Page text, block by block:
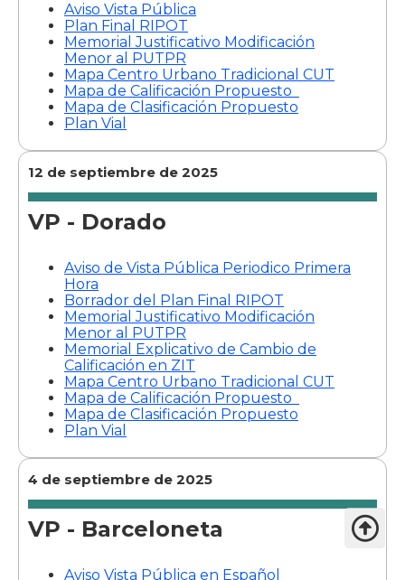
Aviso Vista Pública
Plan Final RIPOT
Memorial Justificativo Modificación
Menor al PUTPR
Mapa Centro Urbano Tradicional CUT
Mapa de Calificación Propuesto
Mapa de Clasificación Propuesto
Plan Vial
12 de septiembre de 2025
VP - Dorado
Aviso de Vista Pública Periodico Primera
Hora
Borrador del Plan Final RIPOT
Memorial Justificativo Modificación
Menor al PUTPR
Memorial Explicativo de Cambio de
Calificación en ZIT
Mapa Centro Urbano Tradicional CUT
Mapa de Calificación Propuesto
Mapa de Clasificación Propuesto
Plan Vial
4 de septiembre de 2025
VP - Barceloneta
Aviso Vista Pública en Español
